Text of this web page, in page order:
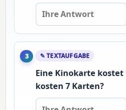
3 ✎ TEXTAUFGABE
Eine Kinokarte kostet
kosten 7 Karten?